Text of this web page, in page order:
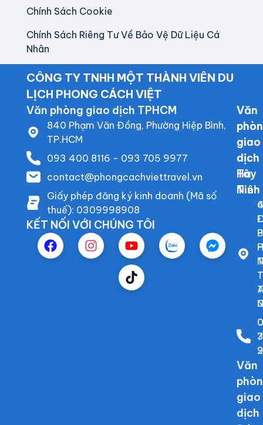
Chính Sách Cookie
Chính Sách Riêng Tư Về Bảo Vệ Dữ Liệu Cá
Nhân
CÔNG TY TNHH MỘT THÀNH VIÊN DU
LỊCH PHONG CÁCH VIỆT
Văn phòng giao dịch TPHCM
840 Phạm Văn Đồng, Phường Hiệp Bình,
TP.HCM
093 400 8116 - 093 705 9977
contact@phongcachviettravel.vn
Giấy phép đăng ký kinh doanh (Mã số
thuế): 0309998908
KẾT NỐI VỚI CHÚNG TÔI
Văn
giao
dịch
Tây
Ninh
Văn
giao
dịch
Văn
giao
dịch
Hà
Tiên